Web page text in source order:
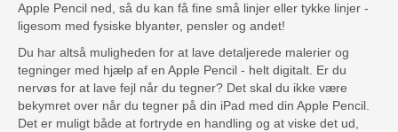
Apple Pencil ned, så du kan få fine små linjer eller tykke linjer -
ligesom med fysiske blyanter, pensler og andet!
Du har altså muligheden for at lave detaljerede malerier og
tegninger med hjælp af en Apple Pencil - helt digitalt. Er du
nervøs for at lave fejl når du tegner? Det skal du ikke være
bekymret over når du tegner på din iPad med din Apple Pencil.
Det er muligt både at fortryde en handling og at viske det ud,